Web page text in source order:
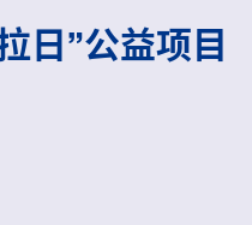
日”公益项目